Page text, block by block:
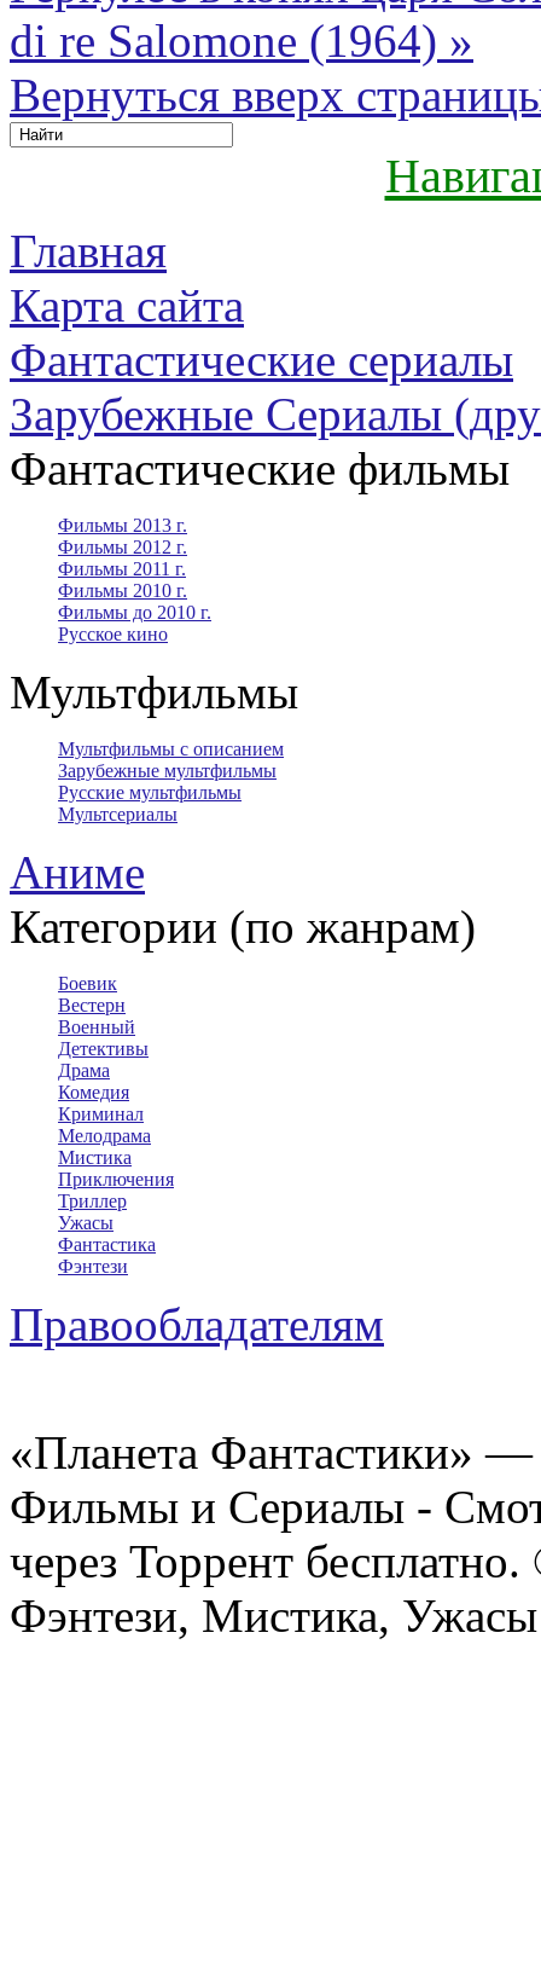
di re Salomone (1964) »
Вернуться вверх
Главная
Карта сайта
Фантастические сериалы
Зарубежные Сериалы
Фантастические фильмы
Фильмы 2013 г.
Фильмы 2012 г.
Фильмы 2011 г.
Фильмы 2010 г.
Фильмы до 2010 г.
Русское кино
Мультфильмы
Мультфильмы с описанием
Зарубежные мультфильмы
Русские мультфильмы
Мультсериалы
Аниме
Категории (по жанрам)
Боевик
Вестерн
Военный
Детективы
Драма
Комедия
Криминал
Мелодрама
Мистика
Приключения
Триллер
Ужасы
Фантастика
Фэнтези
Правообладателям
«Планета Фантастики»
Фильмы и Сериалы -
через Торрент
Фэнтези, Мистика,